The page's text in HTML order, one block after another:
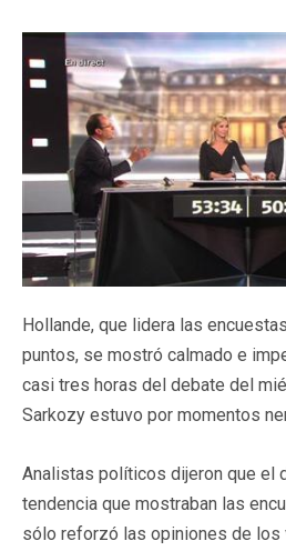
Hollande, que lidera las
puntos, se mostró calmado e
casi tres horas del debate del
Sarkozy estuvo por momentos
Analistas políticos dijeron que el
tendencia que mostraban las
sólo reforzó las opiniones de